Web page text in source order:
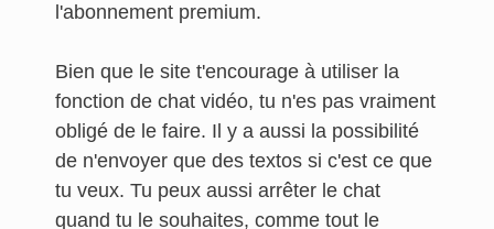
l'abonnement premium.
Bien que le site t'encourage à utiliser la
fonction de chat vidéo, tu n'es pas vraiment
obligé de le faire. Il y a aussi la possibilité
de n'envoyer que des textos si c'est ce que
tu veux. Tu peux aussi arrêter le chat
quand tu le souhaites, comme tout le